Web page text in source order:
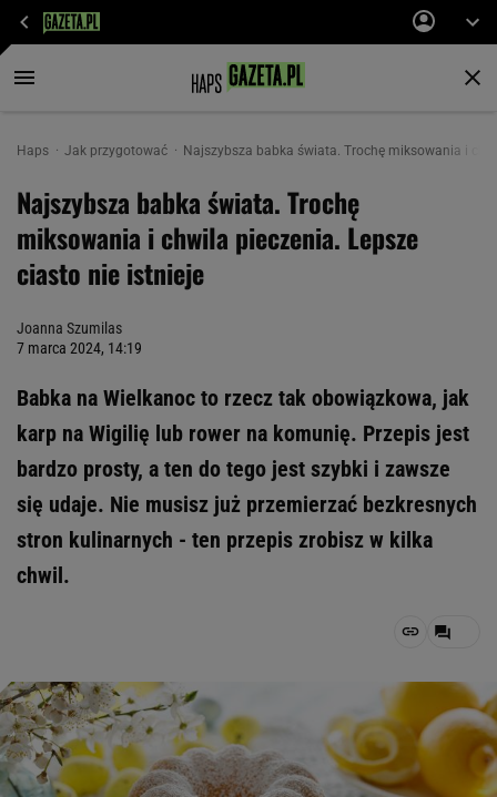
Haps Jak przygotować Najszybsza babka świata. Trochę miksowania i
Najszybsza babka świata. Trochę
miksowania i chwila pieczenia. Lepsze
ciasto nie istnieje
Joanna Szumilas
7 marca 2024, 14:19
Babka na Wielkanoc to rzecz tak obowiązkowa, jak
karp na Wigilię lub rower na komunię. Przepis jest
bardzo prosty, a ten do tego jest szybki i zawsze
się udaje. Nie musisz już przemierzać bezkresnych
stron kulinarnych - ten przepis zrobisz w kilka
chwil.